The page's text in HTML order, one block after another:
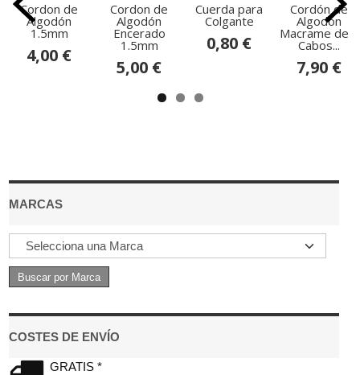
MARCAS
COSTES DE ENVÍO
GRATIS *
Cordon de
Algodón
1.5mm
4,00 €
Cordon de
Algodón
Encerado
1.5mm
5,00 €
Cuerda para
Colgante
0,80 €
Cordón de
Algodón
Macrame de 3
Cabos...
7,90 €